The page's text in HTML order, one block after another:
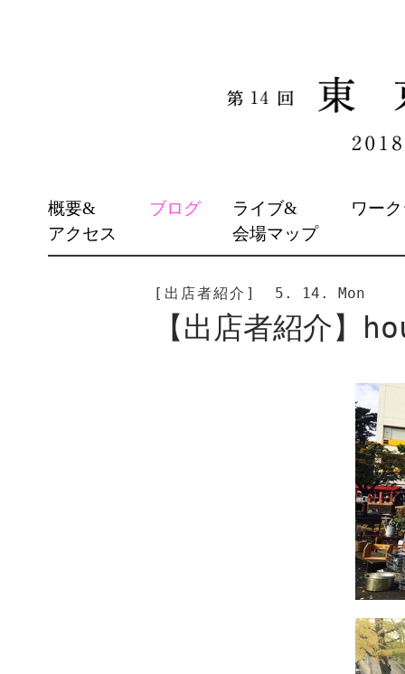
TO
CONTENT
概要&
アクセス
ブログ
ライブ&
会場マップ
ワー
[出店者紹介] 5. 14. Mon
【出店者紹介】